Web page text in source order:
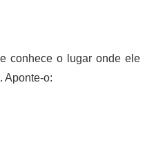
conhece o lugar onde ele
Aponte-o: